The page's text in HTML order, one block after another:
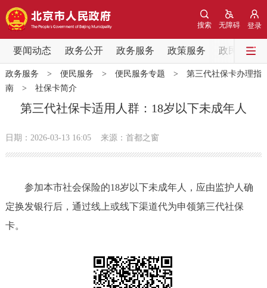
登录
无障碍
搜索
要闻动态 政务公开 政务服务 政策服务 政民互动
要闻动态
党中央精神 国务院信息 中央部委动态
北京要闻 会议信息 部门动态
各区热点
市领导 机构职能 政策服务
专题公开
政务服务 > 便民服务 > 便民服务专题 > 第三代社保卡办理指
南> 社保卡简介
第三代社保卡适用人群：18岁以下未成年人
日期：2026-03-13 16:05 来源：首都之窗
参加本市社会保险的18岁以下未成年人，应由监护人确
定换发银行后，通过线上或线下渠道代为申领第三代社保
卡。